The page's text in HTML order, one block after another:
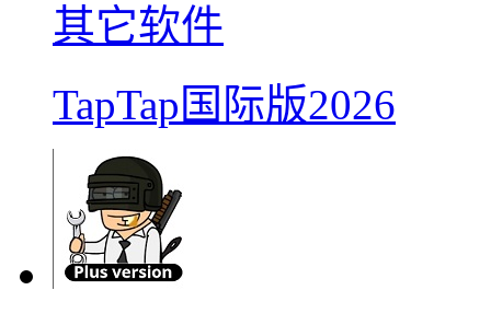
其它软件
TapTap国际版2026